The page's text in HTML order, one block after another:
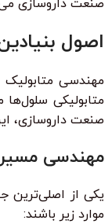
صنعت داروسازی
اصول
مهندسی
صنعت داروسازی،
مهندسی
یکی از اصلی‌ترین
موارد زیر باشند: